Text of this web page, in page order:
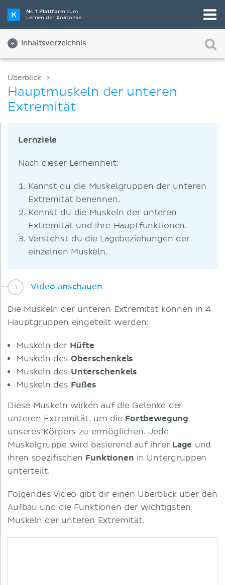
Nr. 1 Plattformzum
Lernen der Anatomie
Inhaltsverzeichnis
Überblick
Hauptmuskeln der unteren
Extremität
Lernziele
Nach dieser Lerneinheit:
Kannst du die Muskelgruppen der unteren
Extremität benennen.
Kennst du die Muskeln der unteren
Extremität und ihre Hauptfunktionen.
Verstehst du die Lagebeziehungen der
einzelnen Muskeln.
Video anschauen
Die Muskeln der unteren Extremität können in 4
Hauptgruppen eingeteilt werden:
Muskeln der Hüfte
Muskeln desOberschenkels
Muskeln des Unterschenkels
Muskeln des Fußes
Diese Muskeln wirken auf die Gelenke der
unteren Extremität, um die Fortbewegung
unseres Körpers zu ermöglichen. Jede
Muskelgruppe wird basierend auf ihrer Lage und
ihren spezifischen Funktionen in Untergruppen
unterteilt.
Folgendes Video gibt dir einen Überblick über den
Aufbau und die Funktionen der wichtigsten
Muskeln der unteren Extremität.